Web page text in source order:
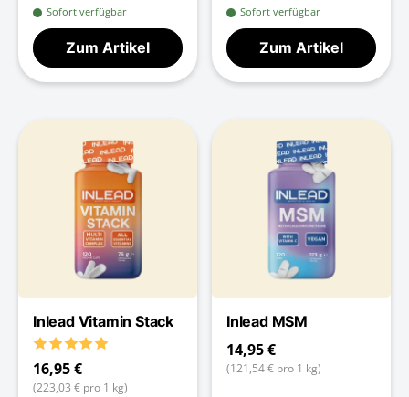
Sofort verfügbar
Zum Artikel
Sofort verfügbar
Zum Artikel
Inlead Vitamin Stack
16,95 €
(223,03 € pro 1 kg)
Inlead MSM
14,95 €
(121,54 € pro 1 kg)